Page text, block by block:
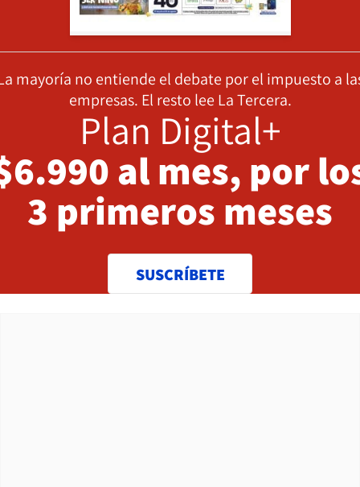
mayoría no entiende el debate por el impuesto a
empresas. El resto lee La Tercera.
Plan Digital+
al mes, por
3 primeros meses
SUSCRÍBETE